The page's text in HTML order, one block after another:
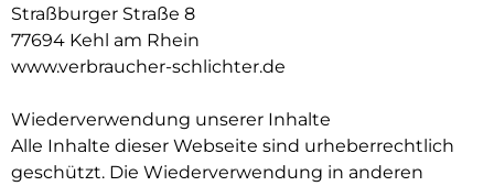
Straßburger Straße 8
77694 Kehl am Rhein
www.verbraucher-schlichter.de
Wiederverwendung unserer Inhalte
Alle Inhalte dieser Webseite sind urheberrechtlich
geschützt. Die Wiederverwendung in anderen